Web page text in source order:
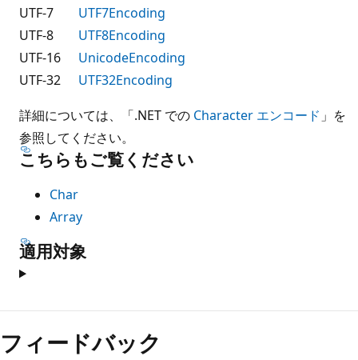
UTF-7
UTF7Encoding
UTF-8
UTF8Encoding
UTF-16
UnicodeEncoding
UTF-32
UTF32Encoding
詳細については、「.NET での Character エンコード 」を
参照してください。
こちらもご覧ください
Char
Array
適用対象
フィードバック